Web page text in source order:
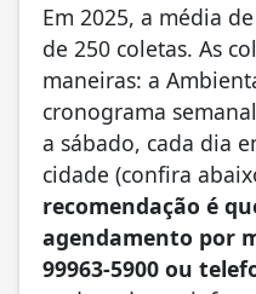
Em 2025, a média
de 250 coletas. As
maneiras: a
cronograma
a sábado, cada dia
cidade (confira
recomendação é
agendamento por
99963-5900 ou